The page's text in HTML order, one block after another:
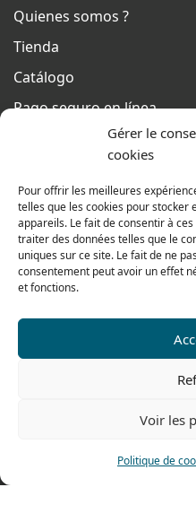
Gérer le
cookies
Pour offrir les meilleures
telles que les cookies pour stocker
appareils. Le fait de consentir à
traiter des données telles que le
uniques sur ce site. Le fait de ne
consentement peut avoir un effet
et fonctions.
Voir les
Politique de
Quienes somos ?
Tienda
Catálogo
Pago seguro en línea
Condiciones generales de
De 8h a 12h30 y de 13h30
El viernes
De 8h a 12h30 y de 13h30
Fax: 0033 474 62 81 69
478 rue Alexandre Richetta